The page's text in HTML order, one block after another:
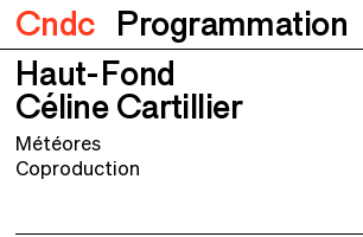
Cndc Programmation
Haut-Fond
Céline Cartillier
Haut-Fond
Céline Cartillier
Météores
Coproduction